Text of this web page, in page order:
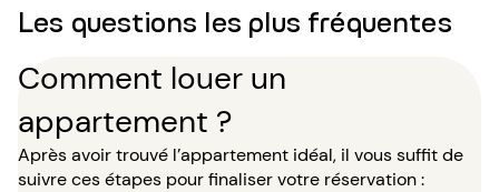
Les questions les plus fréquentes
Comment louer un
appartement ?
Après avoir trouvé l’appartement idéal, il vous suffit de
suivre ces étapes pour finaliser votre réservation :